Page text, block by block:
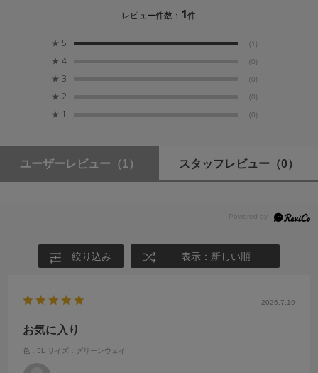
最大レンズサイズ / 収納目安（縦）
70-200mm F4
70-200mm F2.8（カメラ本体装着時）
レビュー件数： 1件
★ 5 (1)
★ 4 (0)
★ 3 (0)
★ 2 (0)
★ 1 (0)
ユーザーレビュー （1） スタッフレビュー （0）
絞り込み 表示：新しい順
2026.7.19
お気に入り
色：5L サイズ：グリーンウェイ